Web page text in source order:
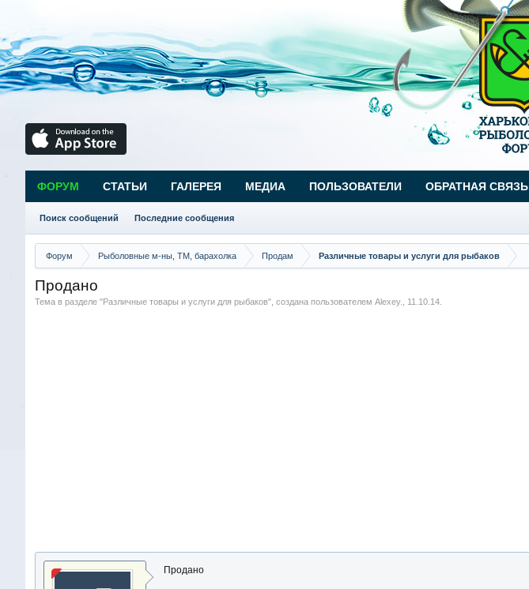
Форум Рыболовные м-ны, ТМ, барахолка Продам Различные товары и услуги для рыбаков
Продано
Тема в разделе "Различные товары и услуги для рыбаков", создана пользователем Alexey. 11.10.14.
Продано
ФОРУМ
Поиск сообщений Последние сообщения
СТАТЬИ ГАЛЕРЕЯ МЕДИА ПОЛЬЗОВАТЕЛИ ОБРАТНАЯ СВЯЗЬ